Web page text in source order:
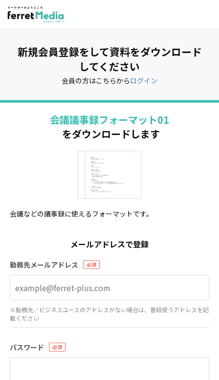
新規会員登録をして資料をダウンロード
してください
会員の方はこちらからログイン
会議議事録フォーマット01
をダウンロードします
会議などの議事録に使えるフォーマットです。
メールアドレスで登録
勤務先メールアドレス
※勤務先／ビジネスユースのアドレスがない場合は、普段使うアドレスを記
載ください
パスワード